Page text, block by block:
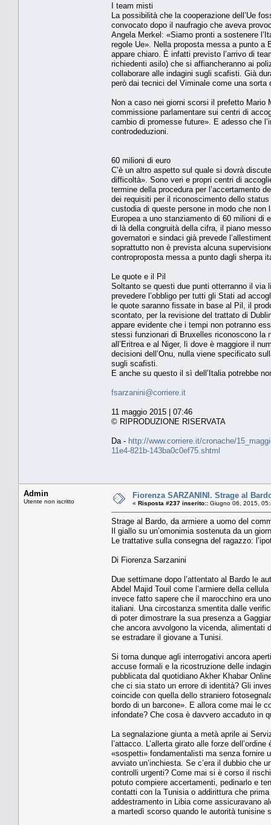
I team misti
La possibilità che la cooperazione dell’Ue
convocato dopo il naufragio che aveva
Angela Merkel: «Siamo pronti a sostenere
regole Ue». Nella proposta messa a punto
appare chiaro. È infatti previsto l’arrivo di
richiedenti asilo) che si affiancheranno ai
collaborare alle indagini sugli scafisti. Già
però dai tecnici del Viminale come una sorta
Non a caso nei giorni scorsi il prefetto Mario
commissione parlamentare sui centri di
cambio di promesse future». E adesso che
controdeduzioni.
60 milioni di euro
C’è un altro aspetto sul quale si dovrà
difficoltà». Sono veri e propri centri di
termine della procedura per l’accertamento
dei requisiti per il riconoscimento dello
custodia di queste persone in modo che non
Europea a uno stanziamento di 60 milioni di
di là della congruità della cifra, il piano
governatori e sindaci già prevede
soprattutto non è prevista alcuna
controproposta messa a punto dagli sherpa
Le quote e il Pil
Soltanto se questi due punti otterranno il via
prevedere l’obbligo per tutti gli Stati ad
le quote saranno fissate in base al Pil, il
scontato, per la revisione del trattato di
appare evidente che i tempi non potranno
stessi funzionari di Bruxelles riconoscono la
all’Eritrea e al Niger, lì dove è maggiore il
decisioni dell’Onu, nulla viene specificato
sugli scafisti.
E anche su questo il sì dell’Italia potrebbe
fsarzanini@corriere.it
11 maggio 2015 | 07:46
© RIPRODUZIONE RISERVATA
Da - http://www.corriere.it/cronache/
11e4-821b-143ba0c0ef75.shtml
Admin
Utente non iscritto
Fiorenza SARZANINI. Strage al
« Risposta #237 inserito:: Giugno 06, 2015,
Strage al Bardo, da armiere a uomo del
Il giallo su un’omonimia sostenuta da un
Le trattative sulla consegna del ragazzo:
Di Fiorenza Sarzanini
Due settimane dopo l’attentato al Bardo le
Abdel Majid Touil come l’armiere della
invece fatto sapere che il marocchino era
italiani. Una circostanza smentita dalle
di poter dimostrare la sua presenza a
che ancora avvolgono la vicenda, alimentati
se estradare il giovane a Tunisi.
Si torna dunque agli interrogativi ancora
accuse formali e la ricostruzione delle
pubblicata dal quotidiano Akher Khabar
che ci sia stato un errore di identità? Gli
coincide con quella dello straniero
bordo di un barcone». E allora come mai le
infondate? Che cosa è davvero accaduto in
La segnalazione giunta a metà aprile ai
l’attacco. L’allerta girato alle forze
«sospetti» fondamentalisti ma senza fornire
avviato un’inchiesta. Se c’era il dubbio che
controlli urgenti? Come mai si è corso il
potuto compiere accertamenti, pedinarlo e
contatti con la Tunisia o addirittura che
addestramento in Libia come assicuravano
a martedì scorso quando le autorità tunisine